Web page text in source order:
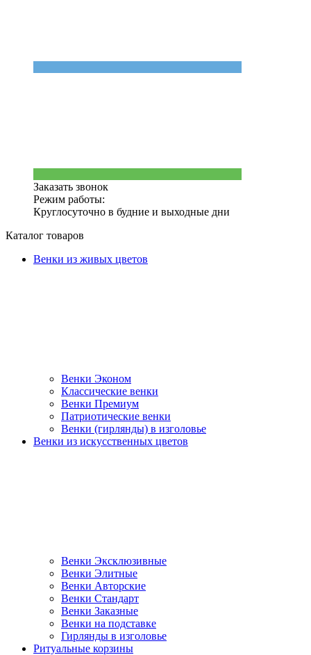
Заказать звонок
Режим работы:
Круглосуточно в будние и выходные дни
Каталог товаров
Венки из живых цветов
Венки Эконом
Классические венки
Венки Премиум
Патриотические венки
Венки (гирлянды) в изголовье
Венки из искусственных цветов
Венки Эксклюзивные
Венки Элитные
Венки Авторские
Венки Стандарт
Венки Заказные
Венки на подставке
Гирлянды в изголовье
Ритуальные корзины